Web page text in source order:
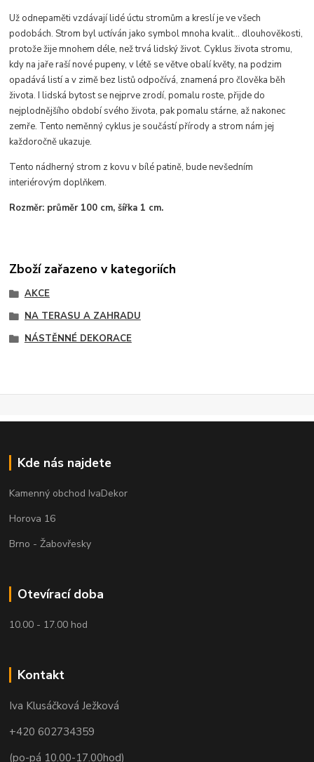
Už odnepaměti vzdávají lidé úctu stromům a kreslí je ve všech
podobách. Strom byl uctíván jako symbol mnoha kvalit... dlouhověkosti,
protože žije mnohem déle, než trvá lidský život. Cyklus života stromu,
kdy na jaře raší nové pupeny, v létě se větve obalí květy, na podzim
opadává listí a v zimě bez listů odpočívá, znamená pro člověka běh
života. I lidská bytost se nejprve zrodí, pomalu roste, přijde do
nejplodnějšího období svého života, pak pomalu stárne, až nakonec
zemře. Tento neměnný cyklus je součástí přírody a strom nám jej
každoročně ukazuje.
Tento nádherný strom z kovu v bílé patině, bude nevšedním
interiérovým doplňkem.
Rozměr: průměr 100 cm, šířka 1 cm.
Zboží zařazeno v kategoriích
AKCE
NA TERASU A ZAHRADU
NÁSTĚNNÉ DEKORACE
Kde nás najdete
Kamenný obchod IvaDekor
Horova 16
Brno - Žabovřesky
Otevírací doba
10.00 - 17.00 hod
Kontakt
Iva Klusáčková Ježková
+420 602734359
(po-pá 10.00-17.00hod)